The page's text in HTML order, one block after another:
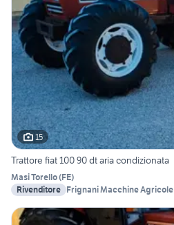
15
Trattore fiat 100 90 dt aria condizionata
Masi Torello(FE)
Rivenditore Frignani Macchine Agricole